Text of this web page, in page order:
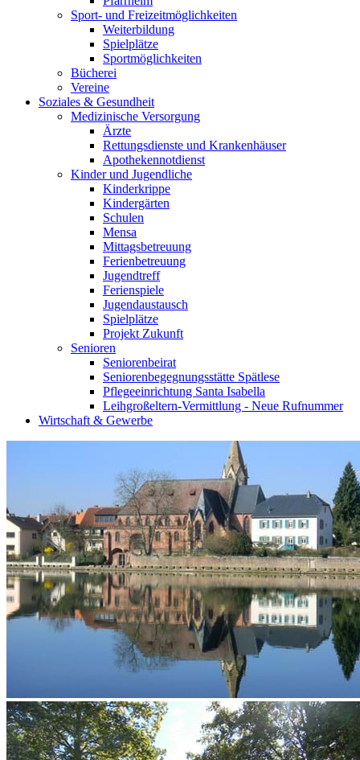
Sport- und Freizeitmöglichkeiten
Weiterbildung
Spielplätze
Sportmöglichkeiten
Bücherei
Vereine
Soziales & Gesundheit
Medizinische Versorgung
Ärzte
Rettungsdienste und Krankenhäuser
Apothekennotdienst
Kinder und Jugendliche
Kinderkrippe
Kindergärten
Schulen
Mensa
Mittagsbetreuung
Ferienbetreuung
Jugendtreff
Ferienspiele
Jugendaustausch
Spielplätze
Projekt Zukunft
Senioren
Seniorenbeirat
Seniorenbegegnungsstätte Spätlese
Pflegeeinrichtung Santa Isabella
Leihgroßeltern-Vermittlung - Neue Rufnummer
Wirtschaft & Gewerbe